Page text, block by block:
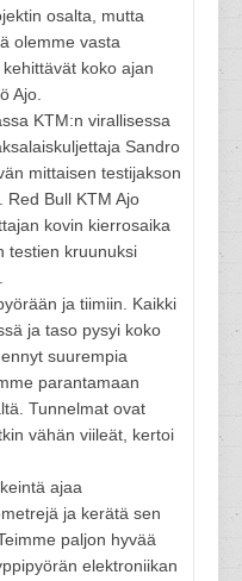
osalta, mutta
olemme vasta
koko ajan
Ajo.
KTM:n virallisessa
Sandro
mittaisen testijakson
Red Bull KTM Ajo
kovin kierrosaika
testien kruunuksi
ja tiimiin. Kaikki
ja taso pysyi koko
suurempia
parantamaan
Tunnelmat ovat
vähän viileät, kertoi
ajaa
ja kerätä sen
paljon hyvää
elektroniikan